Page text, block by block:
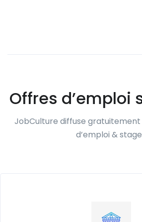
Offres d’emploi
JobCulture diffuse
d’emploi &